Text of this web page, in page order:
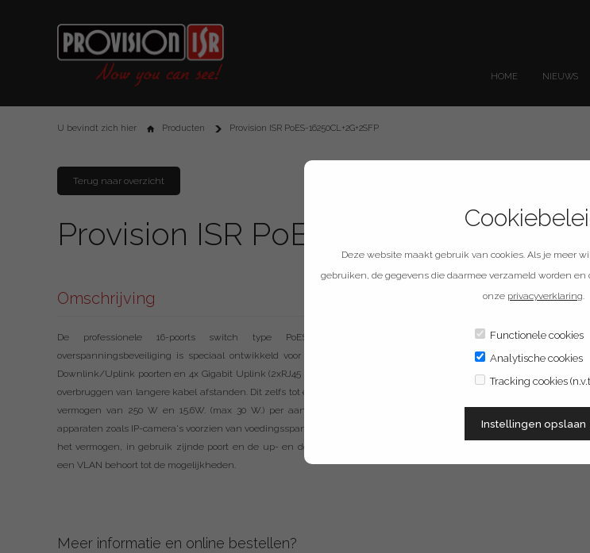
HOME NIEUWS
U bevindt zich hier Producten Provision ISR PoES-16250CL+2G+2SFP
Terug naar overzicht
Provision ISR PoES-
Omschrijving
De professionele 16-poorts switch type PoES-16250CL+2G+2SFP van Provision-ISR met
overspanningsbeveiliging is speciaal ontwikkeld voor de beveiligingsbranche. De switch met 16 PoE
Downlink/Uplink poorten en 4x Gigabit Uplink (2xRJ45 / 2xSFP), beschikt over een CCTV stand voor het
overbruggen van langere kabel afstanden. Dit zelfs tot een maximum van 250 meter. Met een maximaal
vermogen van 250 W en 15.6W. (max 30 W.) per aansluiting kan de PoES-16250CL+2G+2SFP diverse
apparaten zoals IP-camera's voorzien van voedingsspanning. Het geïntegreerde kleurendisplay geeft o.a.
het vermogen, in gebruik zijnde poort en de up- en downloadbrandbreedte weer. Ook het maken van
een VLAN behoort tot de mogelijkheden.
Meer informatie en online bestellen?
Deze website maakt gebruik van cookies. Als je meer
gebruiken, de gegevens die daarmee verzameld worden en
onze privacyverklaring
Functionele cookies
Analytische cookies
Tracking cookies
Instellingen opslaan